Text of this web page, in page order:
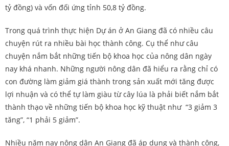
tỷ đồng) và vốn đối ứng tỉnh 50,8 tỷ đồng.
Trong quá trình thực hiện Dự án ở An Giang đã có nhiều câu
chuyện rút ra nhiều bài học thành công. Cụ thể như câu
chuyện nắm bắt những tiến bộ khoa học của nông dân ngày
nay khá nhanh. Những người nông dân đã hiểu ra rằng chỉ có
con đường làm giảm giá thành trong sản xuất mới tăng được
lợi nhuận và có thể tự làm giàu từ cây lúa là phải biết nắm bắt
thành thạo về những tiến bộ khoa học kỹ thuật như “3 giảm 3
tăng”, “1 phải 5 giảm”.
Nhiều năm nay nông dân An Giang đã áp dụng và thành công,